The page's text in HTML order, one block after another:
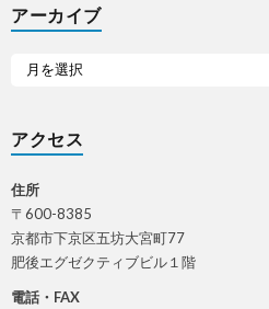
アーカイブ
アクセス
住所
〒600-8385
京都市下京区五坊大宮町77
肥後エグゼクティブビル１階
電話・FAX